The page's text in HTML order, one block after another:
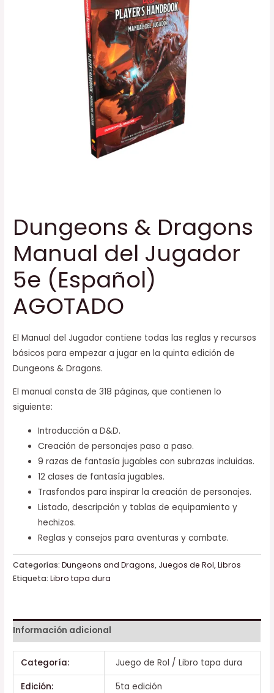
Dungeons & Dragons
Manual del Jugador
5e (Español)
AGOTADO
El Manual del Jugador contiene todas las reglas y recursos
básicos para empezar a jugar en la quinta edición de
Dungeons & Dragons.
El manual consta de 318 páginas, que contienen lo
siguiente:
Introducción a D&D.
Creación de personajes paso a paso.
9 razas de fantasía jugables con subrazas incluidas.
12 clases de fantasía jugables.
Trasfondos para inspirar la creación de personajes.
Listado, descripción y tablas de equipamiento y
hechizos.
Reglas y consejos para aventuras y combate.
Categorías:Dungeons and Dragons, Juegos de Rol,Libros
Etiqueta:Libro tapa dura
Información adicional
Categoría: Juego de Rol / Libro tapa dura
Edición: 5ta edición